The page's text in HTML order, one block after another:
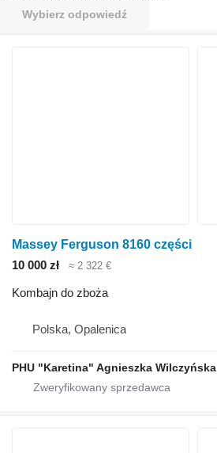
Wybierz odpowiedź
Massey Ferguson 8160 części
10 000 zł
≈ 2 322 €
Kombajn do zboża
Polska, Opalenica
PHU "Karetina" Agnieszka Wilczyńska